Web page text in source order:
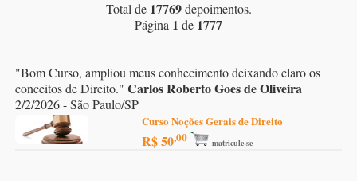
Total de 17769depoimentos.
Página 1 de 1777
"Bom Curso, ampliou meus conhecimento deixando claro os
conceitos de Direito." Carlos Roberto Goes de Oliveira
2/2/2026 - São Paulo/SP
Curso Noções Gerais de Direito
R$ 50,00 matricule-se